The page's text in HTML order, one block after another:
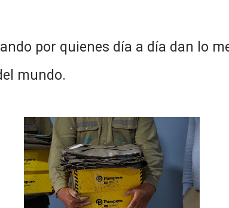
por quienes día a día dan lo
mundo.